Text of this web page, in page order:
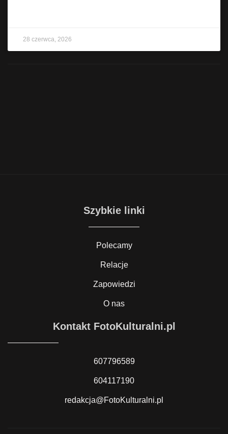
28 czerwca, 2026
Szybkie linki
Polecamy
Relacje
Zapowiedzi
O nas
Kontakt FotoKulturalni.pl
607796589
604117190
redakcja@FotoKulturalni.pl